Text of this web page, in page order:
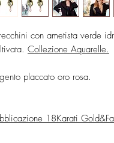
con ametista verde
Collezione Aquarelle.
placcato oro rosa.
18Karati